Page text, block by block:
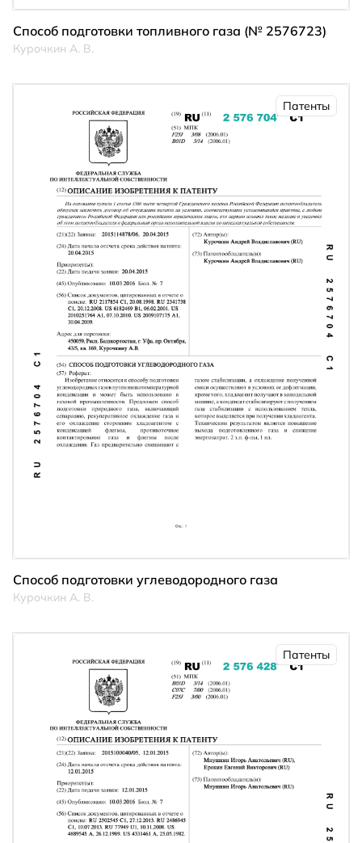
Способ подготовки топливного газа (№ 2576723)
Курочкин А. В.
Патенты
Способ подготовки углеводородного газа
Курочкин А. В.
Патенты